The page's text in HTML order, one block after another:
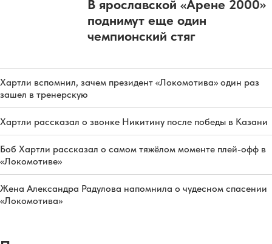
В ярославской «Арене 2000»
поднимут еще один
чемпионский стяг
Хартли вспомнил, зачем президент «Локомотива» один раз
зашел в тренерскую
Хартли рассказал о звонке Никитину после победы в Казани
Боб Хартли рассказал о самом тяжёлом моменте плей-офф в
«Локомотиве»
Жена Александра Радулова напомнила о чудесном спасении
«Локомотива»